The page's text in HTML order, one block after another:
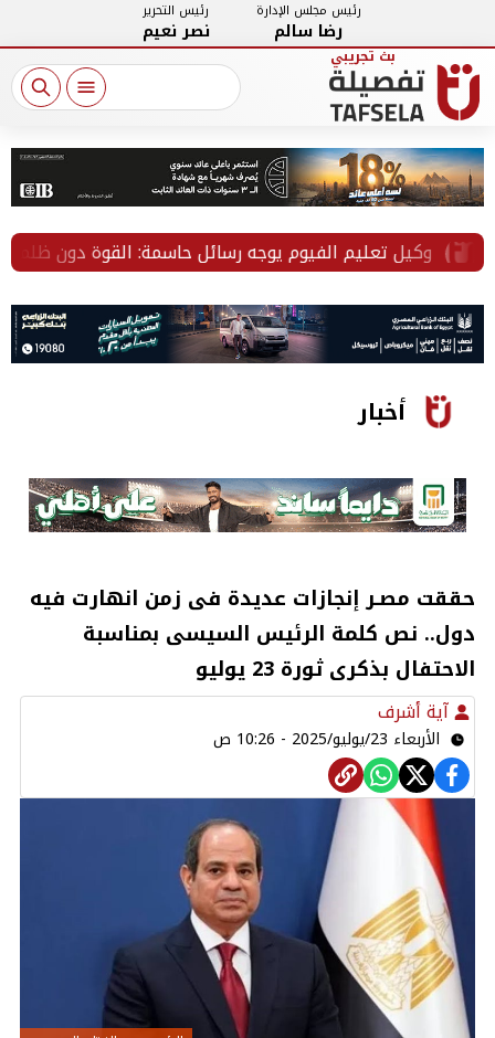
رئيس مجلس الإدارة
رضا سالم
رئيس التحرير
نصر نعيم
وكيل تعليم الفيوم يوجه رسائل حاسمة: القوة دون ظلم
أخبار
حققت مصـر إنجازات عديدة فى زمن انهارت فيه
دول.. نص كلمة الرئيس السيسى بمناسبة
الاحتفال بذكرى ثورة 23 يوليو
آية أشرف
الأربعاء 23/يوليو/2025 - 10:26 ص